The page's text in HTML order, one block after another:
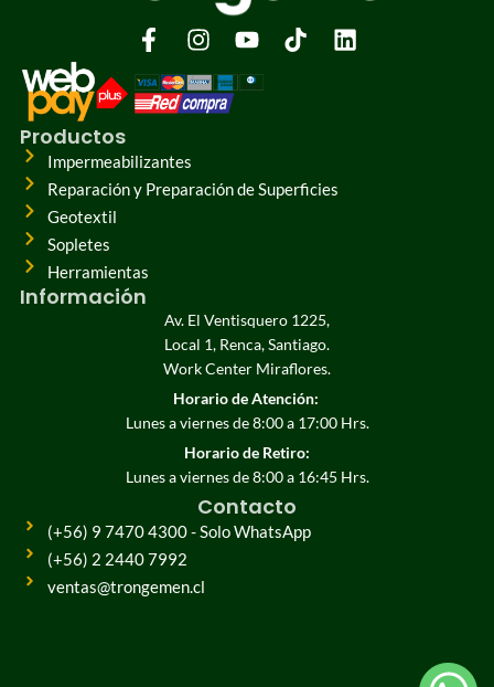
Información
Av. El Ventisquero 1225,
Local 1, Renca, Santiago.
Work Center Miraflores.
Horario de Atención:
Lunes a viernes de 8:00 a 17:00 Hrs.
Horario de Retiro:
Lunes a viernes de 8:00 a 16:45 Hrs.
Productos
Impermeabilizantes
Reparación y Preparación de Superficies
Geotextil
Sopletes
Herramientas
Contacto
(+56) 9 7470 4300 - Solo WhatsApp
(+56) 2 2440 7992
ventas@trongemen.cl